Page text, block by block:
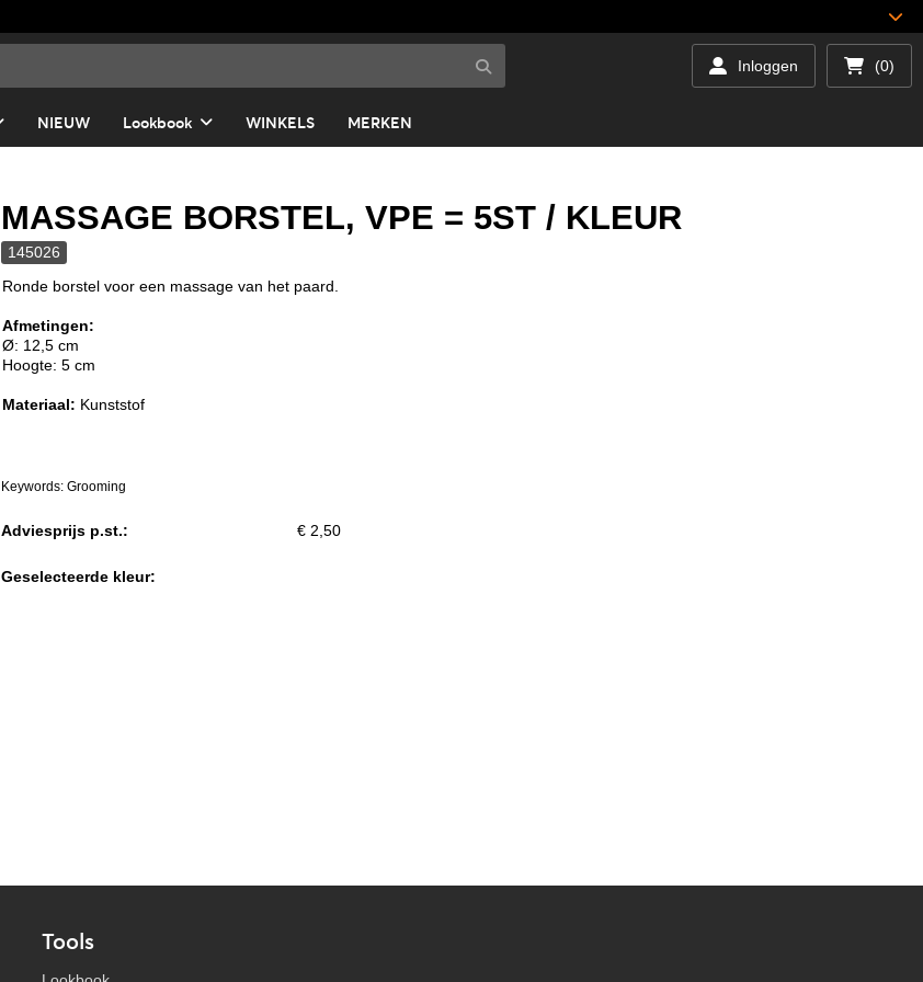
Inloggen (0)
NIEUW Lookbook WINKELS MERKEN
MASSAGE BORSTEL, VPE = 5ST / KLEUR
145026
Ronde borstel voor een massage van het paard.
Afmetingen:
Ø: 12,5 cm
Hoogte: 5 cm
Materiaal: Kunststof
Keywords: Grooming
Adviesprijs p.st.: € 2,50
Geselecteerde kleur:
Tools